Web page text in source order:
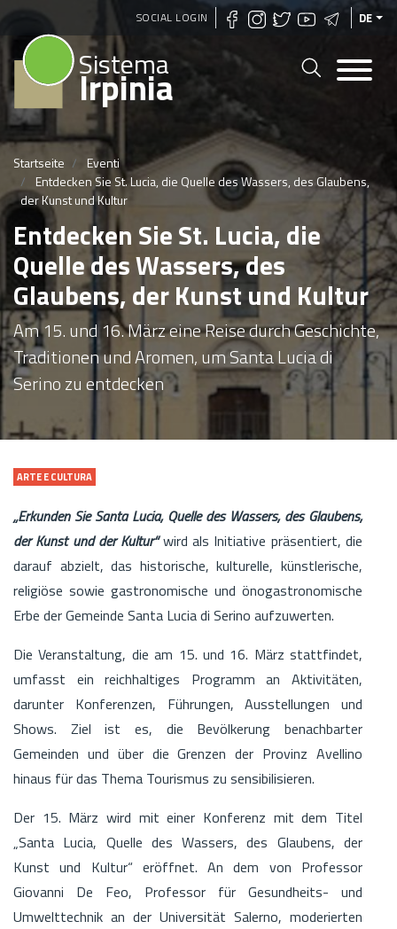
Direkt
zum
Inhalt
SOCIAL LOGIN DE
Sistema
Irpinia
Startseite
Eventi
Entdecken Sie St. Lucia, die Quelle des Wassers, des Glaubens,
der Kunst und Kultur
Entdecken Sie St. Lucia, die
Quelle des Wassers, des
Glaubens, der Kunst und Kultur
Am 15. und 16. März eine Reise durch Geschichte,
Traditionen und Aromen, um Santa Lucia di
Serino zu entdecken
ARTE E CULTURA
„Erkunden Sie Santa Lucia, Quelle des Wassers, des Glaubens,
der Kunst und der Kultur“wird als Initiative präsentiert, die
darauf abzielt, das historische, kulturelle, künstlerische,
religiöse sowie gastronomische und önogastronomische
Erbe der Gemeinde Santa Lucia di Serino aufzuwerten.
Die Veranstaltung, die am 15. und 16. März stattfindet,
umfasst ein reichhaltiges Programm an Aktivitäten,
darunter Konferenzen, Führungen, Ausstellungen und
Shows. Ziel ist es, die Bevölkerung benachbarter
Gemeinden und über die Grenzen der Provinz Avellino
hinaus für das Thema Tourismus zu sensibilisieren.
Der 15. März wird mit einer Konferenz mit dem Titel
„Santa Lucia, Quelle des Wassers, des Glaubens, der
Kunst und Kultur“ eröffnet. An dem von Professor
Giovanni De Feo, Professor für Gesundheits- und
Umwelttechnik an der Universität Salerno, moderierten